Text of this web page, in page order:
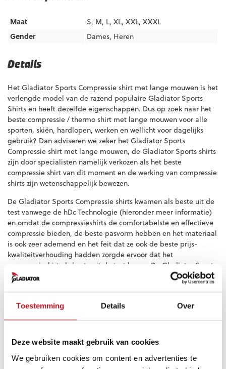
Toestemming Details Over
Deze website maakt gebruik van cookies
We gebruiken cookies om content en advertenties te
Maat
S, M, L, XL, XXL, XXXL
Gender
Dames, Heren
Details
Het Gladiator Sports Compressie shirt met lange mouwen is het
verlengde model van de razend populaire Gladiator Sports
Shirts en heeft dezelfde eigenschappen. Dus op zoek naar het
beste compressie / thermo shirt met lange mouwen voor alle
sporten, skiën, hardlopen, werken en wellicht voor dagelijks
gebruik? Dan adviseren we zeker het Gladiator Sports
Compressie shirt met lange mouwen, de Gladiator Sports shirts
zijn door specialisten namelijk verkozen als het beste
compressie shirt van dit moment en de werking van compressie
shirts zijn wetenschappelijk bewezen.
De Gladiator Sports Compressie shirts kwamen als beste uit de
test vanwege de hDc Technologie (hieronder meer informatie)
en omdat de compressieshirts de comfortabelste en effectieve
compressie bieden, de beste pasvorm hebben en het materiaal
is ook zeer ademend en het feit dat ze ook de beste prijs-
kwaliteitverhouding hadden zorgde ervoor dat het
compressieshirt als beste uit de test kwam. De Gladiator Sports
Compressieshirts zijn dan ook ideaal bij alle bovenstaande
klachten en worden door miljoenen mensen gebruikt bij alle
medisch team.
Anti-Odor-technologie voorkomt de groei van bacteriën
die zweetlucht produceren